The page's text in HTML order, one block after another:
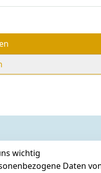
wichtig
Daten